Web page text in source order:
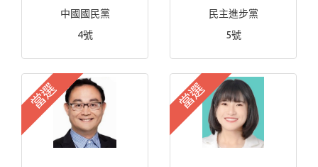
中國國民黨
4號
民主進步黨
5號
當選 當選